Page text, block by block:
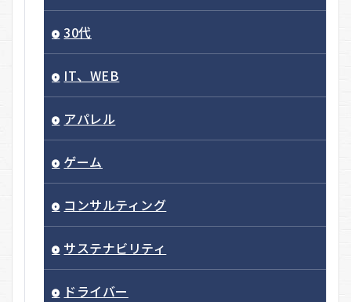
30代
IT、WEB
アパレル
ゲーム
コンサルティング
サステナビリティ
ドライバー